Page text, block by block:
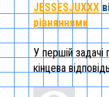
JESSESJUXXX
рівняннями
У першій
кінцева